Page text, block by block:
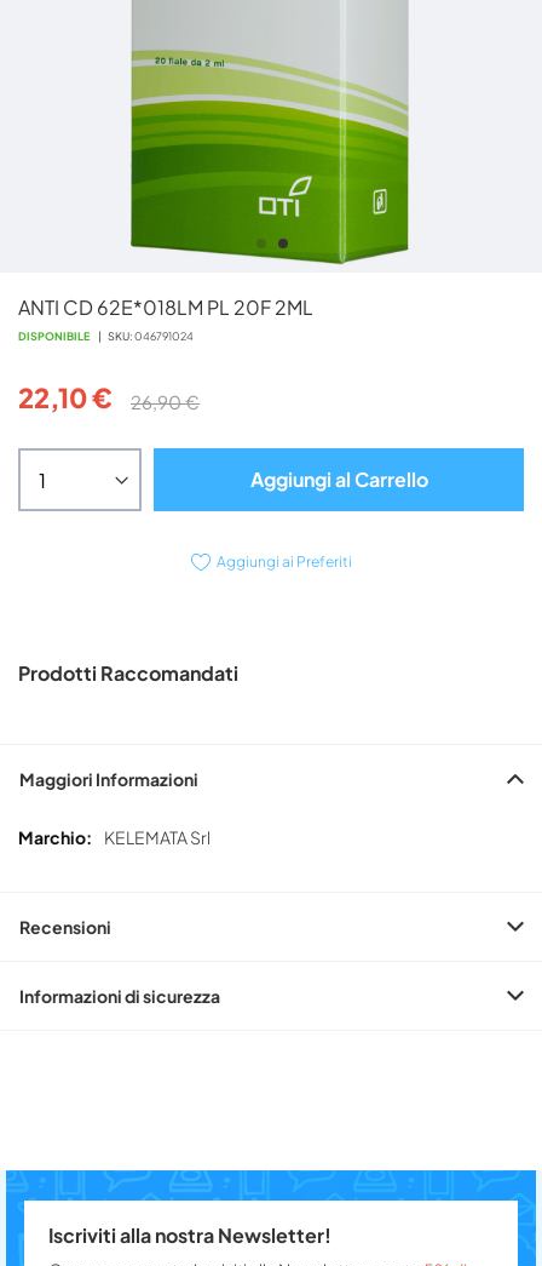
ANTI CD 62E*018LM PL 20F 2ML
DISPONIBILE SKU 046791024
22,10 € 26,90 €
Aggiungi al Carrello
Aggiungi ai Preferiti
all'inizio
della
immagini
Prodotti Raccomandati
Maggiori Informazioni
Maggiori
KELEMATA Srl
Recensioni
Informazioni di sicurezza
Iscriviti alla nostra Newsletter!